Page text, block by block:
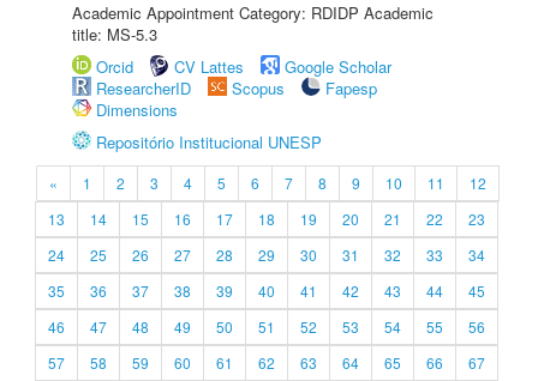
Academic Appointment Category: RDIDP Academic
title: MS-5.3
Orcid
CV Lattes
Google Scholar
ResearcherID
Scopus
Fapesp
Dimensions
Repositório Institucional UNESP
« 1 2 3 4 5 6 7 8 9 10 11
12
13
14 15 16 17 18 19 20 21 22
23
24
25 26 27 28 29 30 31 32 33
34
35
36 37 38 39 40 41 42 43 44
45
46
47 48 49 50 51 52 53 54 55
56
57
58 59 60 61 62 63 64 65 66
67